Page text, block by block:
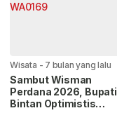
Wisata - 7 bulan yang lalu
Sambut Wisman
Perdana 2026, Bupati
Bintan Optimistis